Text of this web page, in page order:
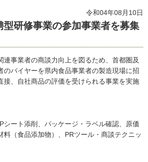
令和04年08月10日
型研修事業の参加事業者を募集
事業者の商談力向上を図るため、首都圏及
のバイヤーを県内食品事業者の製造現場に招
接、自社商品の評価を受けられる事業を実施
ート添削、パッケージ・ラベル確認、原価
料（食品添加物）、PRツール・商談テクニッ